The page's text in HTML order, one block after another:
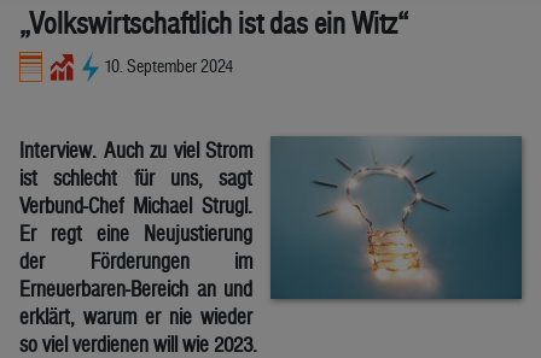
„Volkswirtschaftlich ist das ein Witz“
10. September 2024
Interview. Auch zu viel Strom
ist schlecht für uns, sagt
Verbund-Chef Michael Strugl.
Er regt eine Neujustierung
der Förderungen im
Erneuerbaren-Bereich an und
erklärt, warum er nie wieder
so viel verdienen will wie 2023.